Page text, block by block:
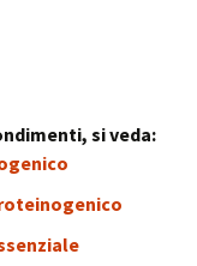
si veda: